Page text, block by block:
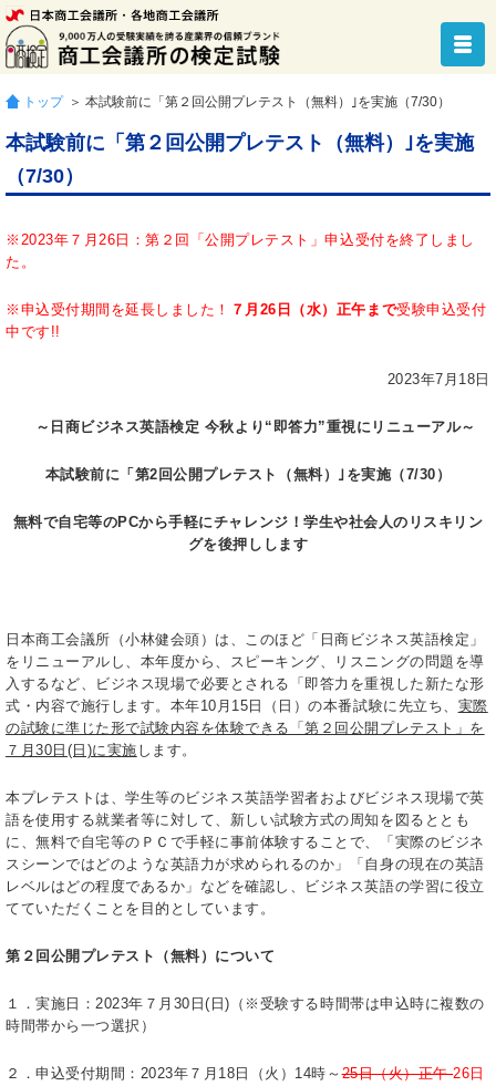
トップ ＞ 本試験前に「第２回公開プレテスト（無料）｣を実施（7/30）
本試験前に「第２回公開プレテスト（無料）｣を実施
（7/30）
※2023年７月26日：第２回「公開プレテスト」申込受付を終了しまし
た。
※申込受付期間を延長しました！ ７月26日（水）正午まで受験申込受付
中です!!
2023年7月18日
～日商ビジネス英語検定 今秋より“即答力”重視にリニューアル～
本試験前に「第2回公開プレテスト（無料）｣を実施（7/30）
無料で自宅等のPCから手軽にチャレンジ！学生や社会人のリスキリン
グを後押しします
日本商工会議所（小林健会頭）は、このほど「日商ビジネス英語検定」
をリニューアルし、本年度から、スピーキング、リスニングの問題を導
入するなど、ビジネス現場で必要とされる「即答力を重視した新たな形
式・内容で施行します。本年10月15日（日）の本番試験に先立ち、 実際
の試験に準じた形で試験内容を体験できる「第２回公開プレテスト」を
７月30日(日)に実施 します。
本プレテストは、学生等のビジネス英語学習者およびビジネス現場で英
語を使用する就業者等に対して、新しい試験方式の周知を図るととも
に、無料で自宅等のＰＣで手軽に事前体験することで、「実際のビジネ
スシーンではどのような英語力が求められるのか」「自身の現在の英語
レベルはどの程度であるか」などを確認し、ビジネス英語の学習に役立
てていただくことを目的としています。
第２回公開プレテスト（無料）について
１．実施日：2023年７月30日(日)（※受験する時間帯は申込時に複数の
時間帯から一つ選択）
２．申込受付期間：2023年７月18日（火）14時～25日（火）正午26日